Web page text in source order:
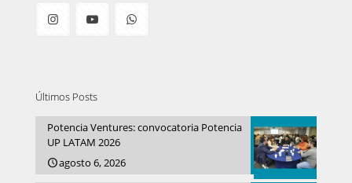
Últimos Posts
Potencia Ventures: convocatoria Potencia
UP LATAM 2026
agosto 6, 2026